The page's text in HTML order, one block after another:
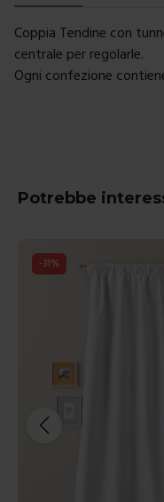
Coppia Tendine con
centrale per regolarle.
Ogni confezione
Potrebbe
-31%